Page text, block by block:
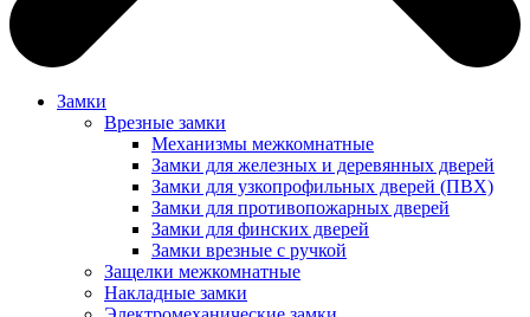
Замки
Врезные замки
Механизмы межкомнатные
Замки для железных и деревянных дверей
Замки для узкопрофильных дверей (ПВХ)
Замки для противопожарных дверей
Замки для финских дверей
Замки врезные с ручкой
Защелки межкомнатные
Накладные замки